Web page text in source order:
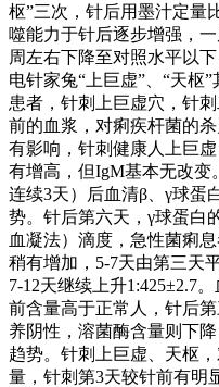
枢”三次，针后用墨汁定量
噬能力于针后逐步增强，
周左右下降至对照水平以
电针家兔“上巨虚”、“天枢
患者，针刺上巨虚穴，针
前的血浆，对痢疾杆菌的
有影响，针刺健康人上巨
有增高，但IgM基本无改变
连续3天）后血清β、γ球蛋
势。针后第六天，γ球蛋白
血凝法）滴度，急性菌痢
稍有增加，5-7天由第三天
7-12天继续上升1:425±2.7
前含量高于正常人，针后
养阴性，溶菌酶含量则下
趋势。针刺上巨虚、天枢
量，针刺第3天较针前有明